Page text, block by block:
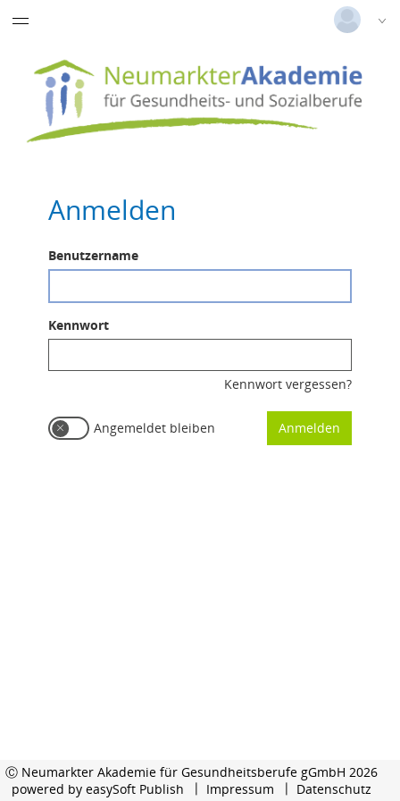
Login
Versionsnummer: 2025.4.04.60491
Anmelden
Benutzername
Kennwort
Kennwort vergessen?
Angemeldet bleiben Anmelden
Ⓒ Neumarkter Akademie für Gesundheitsberufe gGmbH 2026
powered by easySoft Publish Impressum Datenschutz